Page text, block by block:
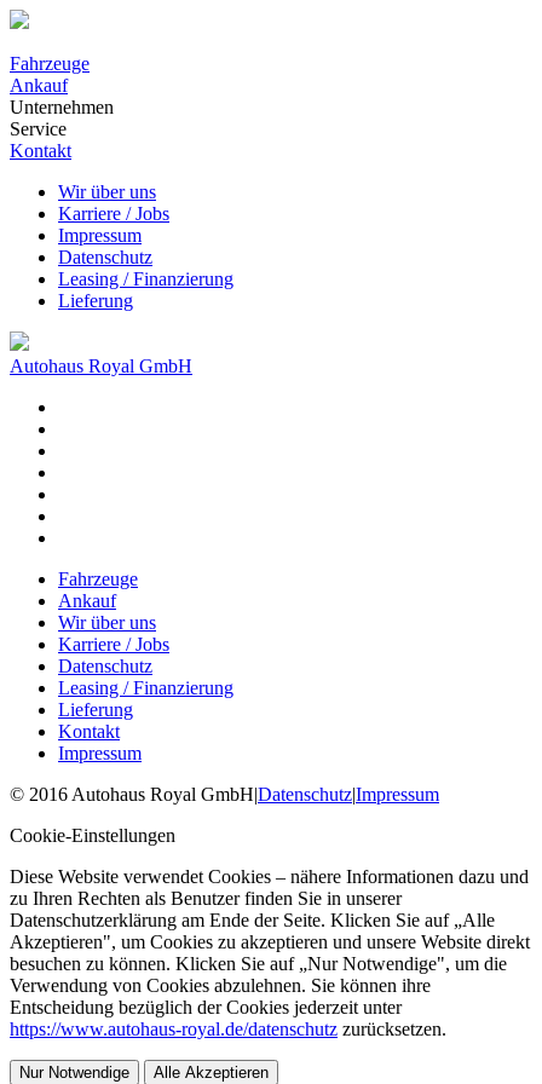
Fahrzeuge
Ankauf
Unternehmen
Service
Kontakt
Wir über uns
Karriere / Jobs
Impressum
Datenschutz
Leasing / Finanzierung
Lieferung
Autohaus Royal GmbH
Fahrzeuge
Ankauf
Wir über uns
Karriere / Jobs
Datenschutz
Leasing / Finanzierung
Lieferung
Kontakt
Impressum
© 2016 Autohaus Royal GmbH|Datenschutz|Impressum
Cookie-Einstellungen
Diese Website verwendet Cookies – nähere Informationen dazu und
zu Ihren Rechten als Benutzer finden Sie in unserer
Datenschutzerklärung am Ende der Seite. Klicken Sie auf „Alle
Akzeptieren", um Cookies zu akzeptieren und unsere Website direkt
besuchen zu können. Klicken Sie auf „Nur Notwendige", um die
Verwendung von Cookies abzulehnen. Sie können ihre
Entscheidung bezüglich der Cookies jederzeit unter
https://www.autohaus-royal.de/datenschutz zurücksetzen.
Nur Notwendige Alle Akzeptieren